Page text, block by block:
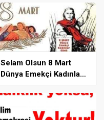
Selam Olsun 8 Mart
Dünya Emekçi Kadınlar
Günü’nü Yaratanlara!